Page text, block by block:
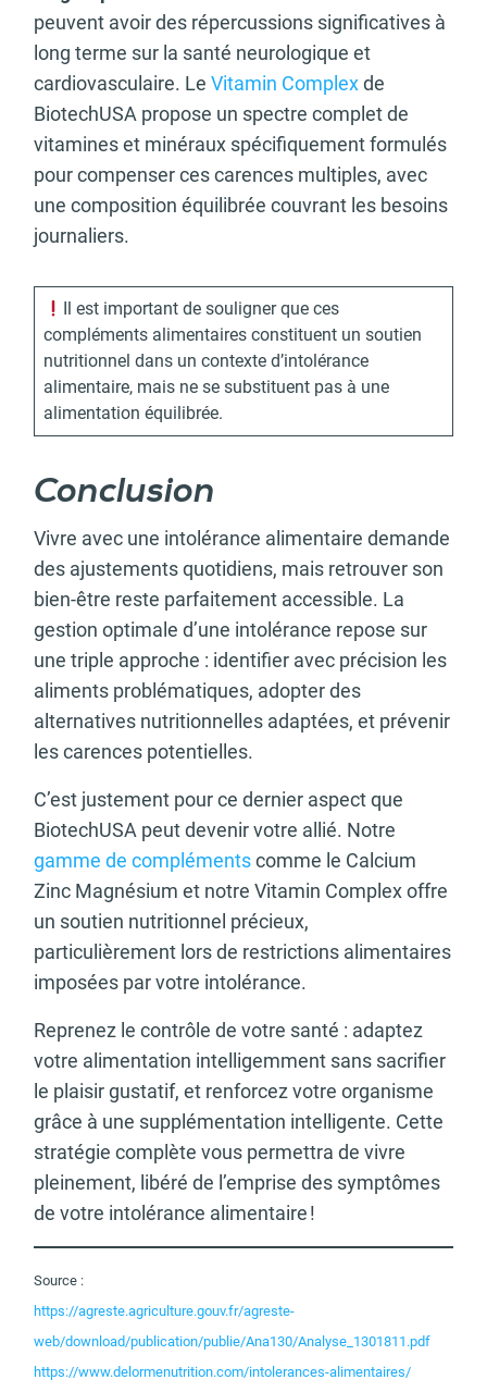
peuvent avoir des répercussions significatives à
long terme sur la santé neurologique et
cardiovasculaire. Le Vitamin Complexde
BiotechUSA propose un spectre complet de
vitamines et minéraux spécifiquement formulés
pour compenser ces carences multiples, avec
une composition équilibrée couvrant les besoins
journaliers.
Il est important de souligner que ces
compléments alimentaires constituent un soutien
nutritionnel dans un contexte d’intolérance
alimentaire, mais ne se substituent pas à une
alimentation équilibrée.
Conclusion
Vivre avec une intolérance alimentaire demande
des ajustements quotidiens, mais retrouver son
bien-être reste parfaitement accessible. La
gestion optimale d’une intolérance repose sur
une triple approche : identifier avec précision les
aliments problématiques, adopter des
alternatives nutritionnelles adaptées, et prévenir
les carences potentielles.
C’est justement pour ce dernier aspect que
BiotechUSA peut devenir votre allié. Notre
gamme de complémentscomme le Calcium
Zinc Magnésium et notre Vitamin Complex offre
un soutien nutritionnel précieux,
particulièrement lors de restrictions alimentaires
imposées par votre intolérance.
Reprenez le contrôle de votre santé : adaptez
votre alimentation intelligemment sans sacrifier
le plaisir gustatif, et renforcez votre organisme
grâce à une supplémentation intelligente. Cette
stratégie complète vous permettra de vivre
pleinement, libéré de l’emprise des symptômes
de votre intolérance alimentaire !
Source :
https://agreste.agriculture.gouv.fr/agreste-
web/download/publication/publie/Ana130/Analyse_1301811.pdf
https://www.delormenutrition.com/intolerances-alimentaires/